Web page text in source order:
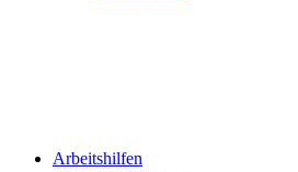
Arbeitshilfen